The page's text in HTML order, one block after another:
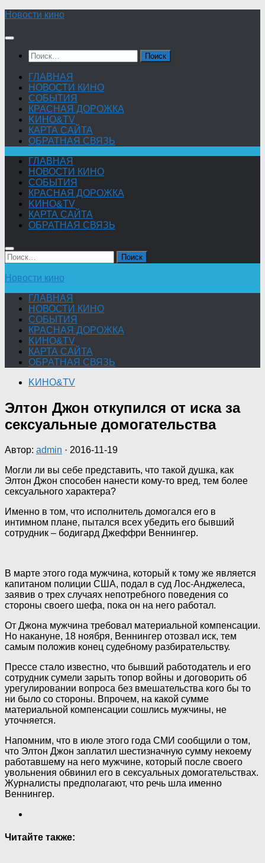
Skip
content
Новости кино
Найти:
ГЛАВНАЯ
НОВОСТИ КИНО
СОБЫТИЯ
КРАСНАЯ ДОРОЖКА
KИНО&TV
КАРТА САЙТА
ОБРАТНАЯ СВЯЗЬ
ГЛАВНАЯ
НОВОСТИ КИНО
СОБЫТИЯ
КРАСНАЯ ДОРОЖКА
KИНО&TV
КАРТА САЙТА
ОБРАТНАЯ СВЯЗЬ
Найти:
Новости кино
ГЛАВНАЯ
НОВОСТИ КИНО
СОБЫТИЯ
КРАСНАЯ ДОРОЖКА
KИНО&TV
КАРТА САЙТА
ОБРАТНАЯ СВЯЗЬ
KИНО&TV
Элтон Джон откупился от иска за
сексуальные домогательства
Автор: admin · 2016-11-19
Могли ли вы себе представить, что такой душка, как
Элтон Джон способен нанести кому-то вред, тем более
сексуального характера?
Именно в том, что исполнитель домогался его в
интимном плане, пытался всех убедить его бывший
сотрудник – бодигард Джеффри Веннингер.
В марте этого года мужчина, который к тому же является
капитаном полиции США, подал в суд Лос-Анджелеса,
заявив о трех случаях непотребного поведения со
стороны своего шефа, пока он на него работал.
От Джона мужчина требовал материальной компенсации.
Но накануне, 18 ноября, Веннингер отозвал иск, тем
самым положив конец судебному разбирательству.
Прессе стало известно, что бывший работодатель и его
сотрудник сумели зарыть топор войны и договорить об
урегулировании вопроса без вмешательства кого бы то
ни было со стороны. Впрочем, на какой сумме
материальной компенсации сошлись мужчины, не
уточняется.
Напомним, что в июле этого года СМИ сообщили о том,
что Элтон Джон заплатил шестизначную сумму некоему
работавшему на него мужчине, который после своего
увольнения обвинил его в сексуальных домогательствах.
Журналисты предполагают, что речь шла именно
Веннингер.
Читайте также: